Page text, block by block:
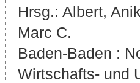
Hrsg.: Albert,
Marc C.
Baden-Baden :
Wirtschafts- und